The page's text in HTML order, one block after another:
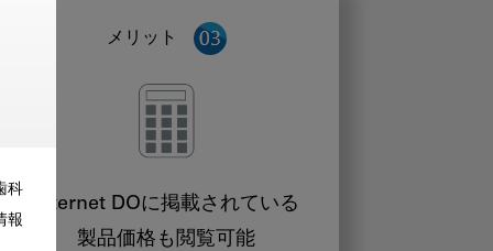
科
報
メリット
Internet DOに掲載されている
製品価格も閲覧可能